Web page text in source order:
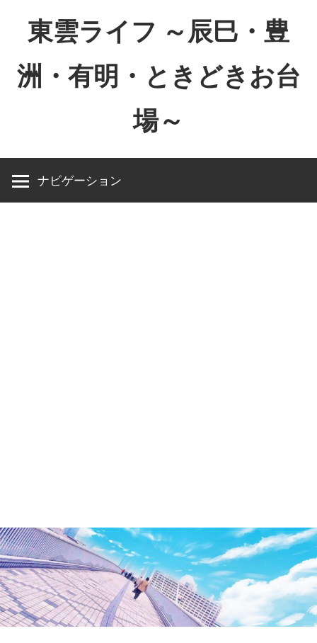
東雲ライフ ～辰巳・豊
洲・有明・ときどきお台
場～
ラ
～
ナビゲーション